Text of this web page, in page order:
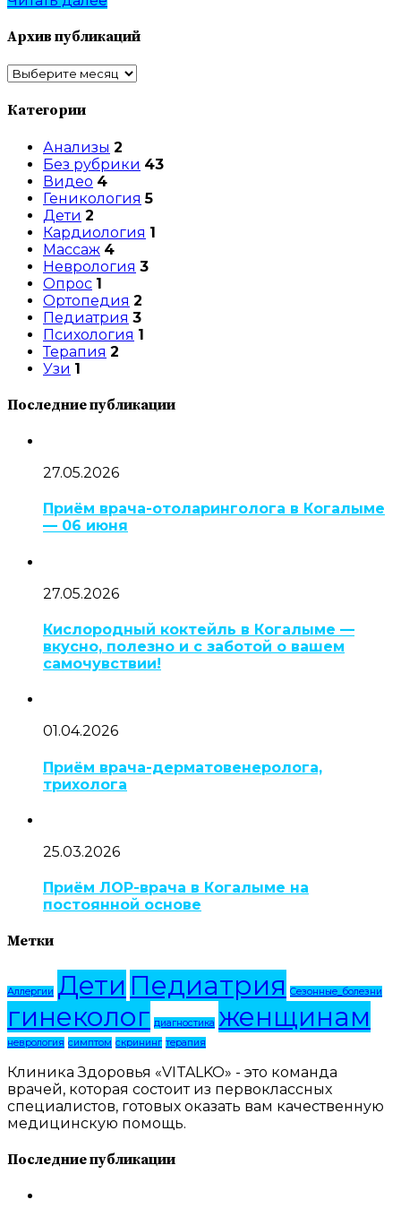
Архив публикаций
Архив
Категории
Анализы 2
Без рубрики 43
Видео 4
Геникология 5
Дети 2
Кардиология 1
Массаж 4
Неврология 3
Опрос 1
Ортопедия 2
Педиатрия 3
Психология 1
Терапия 2
Узи 1
Последние публикации
27.05.2026
Приём врача-отоларинголога в Когалыме
— 06 июня
27.05.2026
Кислородный коктейль в Когалыме —
вкусно, полезно и с заботой о вашем
самочувствии!
01.04.2026
Приём врача-дерматовенеролога,
трихолога
25.03.2026
Приём ЛОР-врача в Когалыме на
постоянной основе
Метки
Аллергии Дети Педиатрия Сезонные_болезни
гинеколог диагностика женщинам
неврология симптом скрининг терапия
Клиника Здоровья «VITALKO» - это команда
врачей, которая состоит из первоклассных
специалистов, готовых оказать вам качественную
медицинскую помощь.
Последние публикации